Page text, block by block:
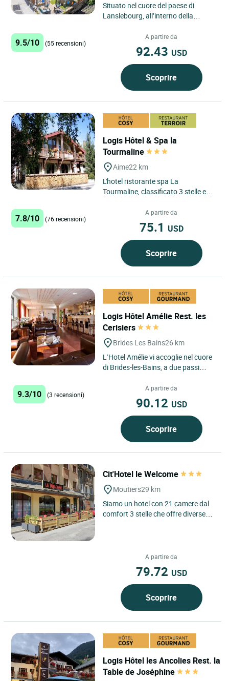
Situato nel cuore del paese di
Lanslebourg, all’interno della
nell’Alta Maurienne Vanoise,...
9.5/10 (55 recensioni)
A partire da
92.43 USD
Scoprire
Logis Hôtel & Spa la
Tourmaline
Aime22 km
L'hotel ristorante spa La
Tourmaline, classificato 3 stelle e
Moustiers e Bourg Saint...
7.8/10 (76 recensioni)
A partire da
75.1 USD
Scoprire
Logis Hôtel Amélie Rest. les
Cerisiers
Brides Les Bains26 km
L’Hotel Amélie vi accoglie nel cuore
di Brides-les-Bains, a due passi
fronte all’ovovia...
9.3/10 (3 recensioni)
A partire da
90.12 USD
Scoprire
Cit'Hotel le Welcome
Moutiers29 km
Siamo un hotel con 21 camere dal
comfort 3 stelle che offre diverse
A partire da
79.72 USD
Scoprire
Logis Hôtel les Ancolies Rest. la
Table de Joséphine